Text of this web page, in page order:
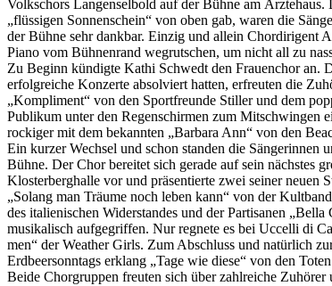
Volkschors Langenselbold auf der Bühne am Ärztehaus.
„flüssigen Sonnenschein“ von oben gab, waren die
der Bühne sehr dankbar. Einzig und allein Chordirigent
Piano vom Bühnenrand wegrutschen, um nicht all zu
Zu Beginn kündigte Kathi Schwedt den Frauenchor an.
erfolgreiche Konzerte absolviert hatten, erfreuten die
„Kompliment“ von den Sportfreunde Stiller und dem
Publikum unter den Regenschirmen zum Mitschwingen
rockiger mit dem bekannten „Barbara Ann“ von den
Ein kurzer Wechsel und schon standen die Sängerinnen
Bühne. Der Chor bereitet sich gerade auf sein nächstes
Klosterberghalle vor und präsentierte zwei seiner neuen
„Solang man Träume noch leben kann“ von der
des italienischen Widerstandes und der Partisanen
musikalisch aufgegriffen. Nur regnete es bei Uccelli di
men“ der Weather Girls. Zum Abschluss und natürlich
Erdbeersonntags erklang „Tage wie diese“ von den
Beide Chorgruppen freuten sich über zahlreiche